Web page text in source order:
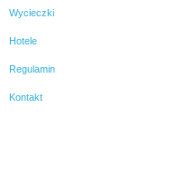
Wycieczki
Hotele
Regulamin
Kontakt